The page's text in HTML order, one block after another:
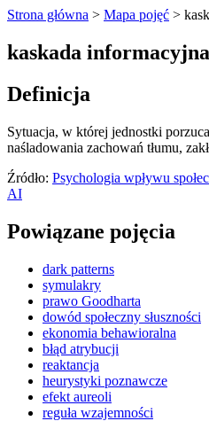
Strona główna > Mapa pojęć >
kaskada informacyjna
Definicja
Sytuacja, w której jednostki
naśladowania zachowań tłumu,
Źródło: Psychologia wpływu
AI
Powiązane pojęcia
dark patterns
symulakry
prawo Goodharta
dowód społeczny słuszności
ekonomia behawioralna
błąd atrybucji
reaktancja
heurystyki poznawcze
efekt aureoli
reguła wzajemności